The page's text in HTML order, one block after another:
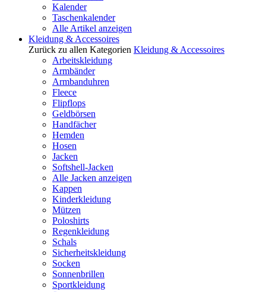
Kalender
Taschenkalender
Alle Artikel anzeigen
Kleidung & Accessoires
Zurück zu allen Kategorien Kleidung & Accessoires
Arbeitskleidung
Armbänder
Armbanduhren
Fleece
Flipflops
Geldbörsen
Handfächer
Hemden
Hosen
Jacken
Softshell-Jacken
Alle Jacken anzeigen
Kappen
Kinderkleidung
Mützen
Poloshirts
Regenkleidung
Schals
Sicherheitskleidung
Socken
Sonnenbrillen
Sportkleidung